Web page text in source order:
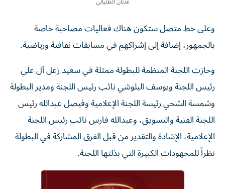
وعلى خط متصل ستكون هناك فعاليات مصاحبة خاصة
بالجمهور، إضافة إلى إشراكهم في مسابقات ثقافية ورياضية.
وحازت اللجنة المنظمة للبطولة ممثلة في سعيد زعل آل علي
رئيس اللجنة ويوسف البلوشي نائب رئيس اللجنة ومدير البطولة
وشمسة الشحي رئيسة اللجنة الإعلامية وفيصل عبدالله رئيس
اللجنة الفنية والتسويق، وعبدالله فارس نائب رئيس اللجنة
الإعلامية، الإشادة والتقدير من قبل الفرق المشاركة في البطولة
نظراً للمجهودات الكبيرة التي بذلتها اللجنة.